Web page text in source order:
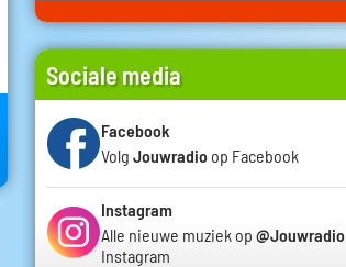
Sociale media
Facebook
Volg Jouwradio op Facebook
Instagram
Alle nieuwe muziek op @Jouwradio
Instagram